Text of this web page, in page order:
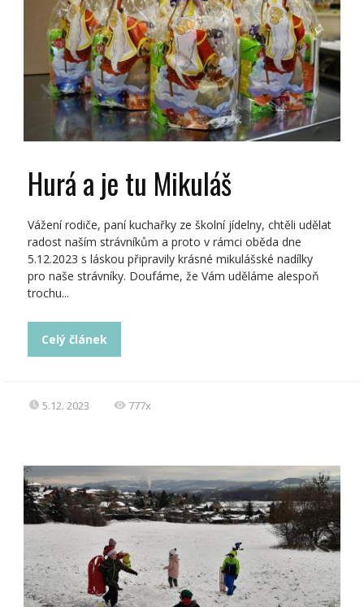
Hurá a je tu Mikuláš
Vážení rodiče, paní kuchařky ze školní jídelny, chtěli udělat
radost naším strávníkům a proto v rámci oběda dne
5.12.2023 s láskou připravily krásné mikulášské nadílky
pro naše strávníky. Doufáme, že Vám uděláme alespoň
trochu...
Celý článek
5.12. 2023 777x